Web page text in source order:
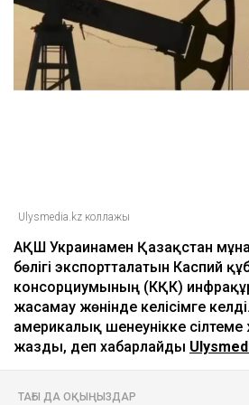
Ulysmedia.kz коллажы
АҚШ Украинамен Қазақстан
бөлігі экспортталатын Каспий
консорциумының (КҚК)
жасамау жөнінде келісімге
америкалық шенеунікке сілтеме
жазды, деп хабарлайды
ТАҒЫ ДА ОҚЫҢЫЗДАР